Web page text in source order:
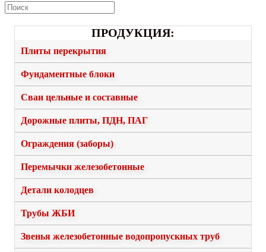
ПРОДУКЦИЯ:
Плиты перекрытия
Фундаментные блоки
Сваи цельные и составные
Дорожные плиты, ПДН, ПАГ
Ограждения (заборы)
Перемычки железобетонные
Детали колодцев
Трубы ЖБИ
Звенья железобетонные водопропускных труб